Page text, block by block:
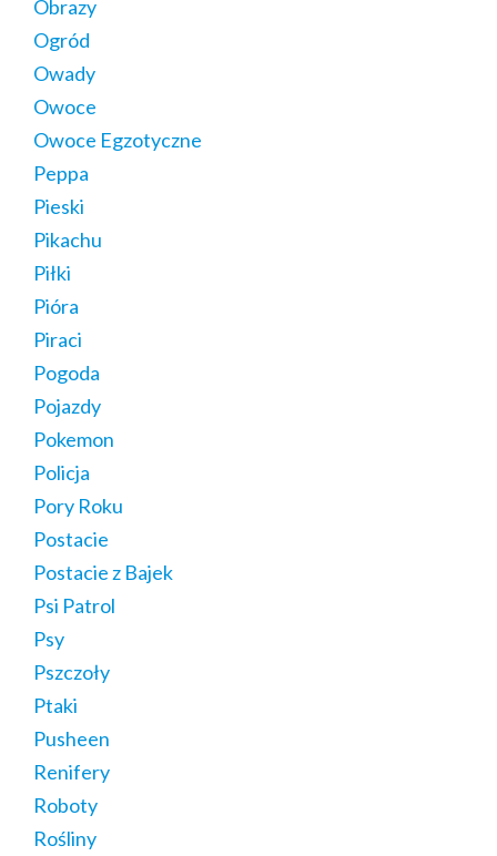
Obrazy
Ogród
Owady
Owoce
Owoce Egzotyczne
Peppa
Pieski
Pikachu
Piłki
Pióra
Piraci
Pogoda
Pojazdy
Pokemon
Policja
Pory Roku
Postacie
Postacie z Bajek
Psi Patrol
Psy
Pszczoły
Ptaki
Pusheen
Renifery
Roboty
Rośliny